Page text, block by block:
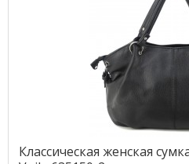
Классическая женская